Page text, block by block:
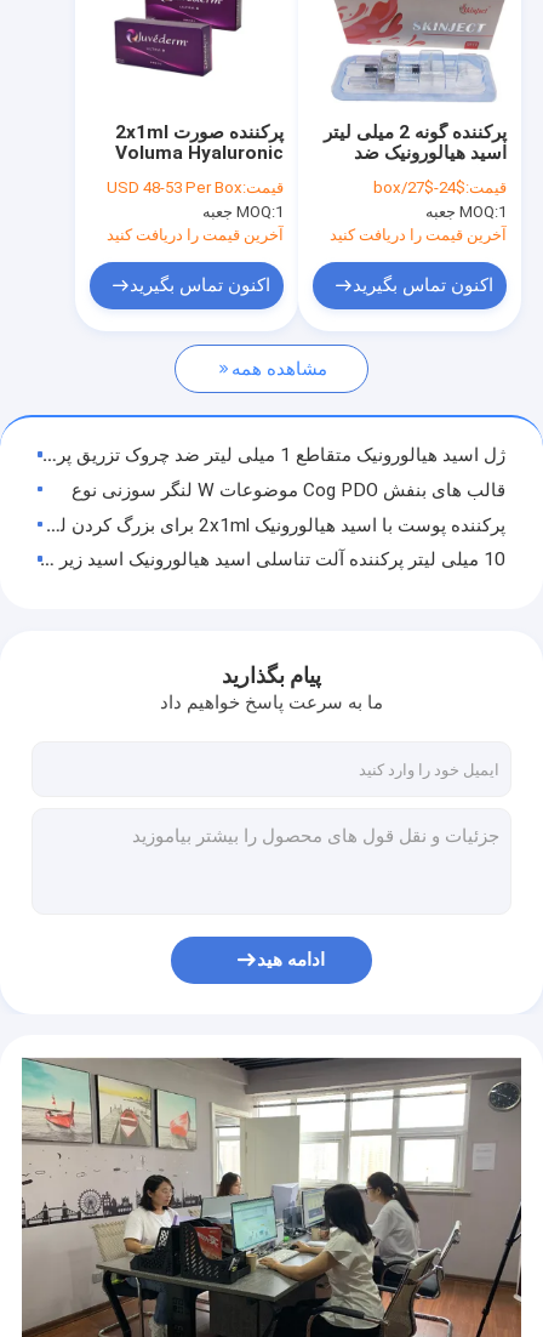
پرکننده پوستی اسید هیالورونیک
پرکننده پوستی متصل به صلیب
پرکننده پوستی تزریقی
سم بوتولینوم
محلول لیپولیتیک
راه حل مزوتراپی
پرکننده صورت اسید هیالورونیک
فیلر سینه هیالورونیک اسید
قلم پرکننده اسید هیالورونیک
دستگاه لیزر موهای زائد
پرکننده صورت 2x1ml
Voluma Hyaluronic
قیمت:USD 48-53 Per Box
MOQ:1 جعبه
آخرین قیمت را دریافت کنید
اکنون تماس بگیرید
پرکننده گونه 2 میلی لیتر
اسید هیالورونیک ضد
قیمت:$24-$27/box
MOQ:1 جعبه
آخرین قیمت را دریافت کنید
اکنون تماس بگیرید
مشاهده همه
ژل اسید هیالورونیک متقاطع 1 میلی لیتر ضد چروک تزریق پرکننده لب های بزرگ
قالب های بنفش Cog PDO موضوعات W لنگر سوزنی نوع
پرکننده پوست با اسید هیالورونیک 2x1ml برای بزرگ کردن لب ها
10 میلی لیتر پرکننده آلت تناسلی اسید هیالورونیک اسید زیر پوست
2 میلی لیتر تزریق کننده پرکننده پوست تزریق کننده لب باعث کاهش چین و چروک ها می شود
فیلر پوستی اسید هیالورونیک با کیفیت بالا Juvederm برای لب ها
ژل سدیم هیالورونات سدیم پزشکی ژول تزریق ژل اسید هیالورونیک برای پل بینی
پرکننده پوستی تزریقی Skinject پرکننده اسید هیالورونیک لب
3AA+ Sero Meso Hyaluronic Acid Meso Serum 5ml / Vial
پیام بگذارید
ما به سرعت پاسخ خواهیم داد
ادامه هید